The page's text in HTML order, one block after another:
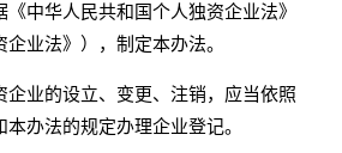
中华人民共和国个人独资企业法》
企业法》），制定本办法。
的设立、变更、注销，应当依照
本办法的规定办理企业登记。